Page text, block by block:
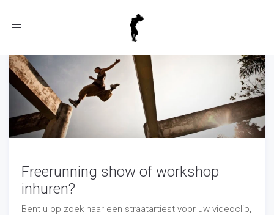
Toggle
Freerunning show of workshop
inhuren?
Bent u op zoek naar een straatartiest voor uw videoclip,